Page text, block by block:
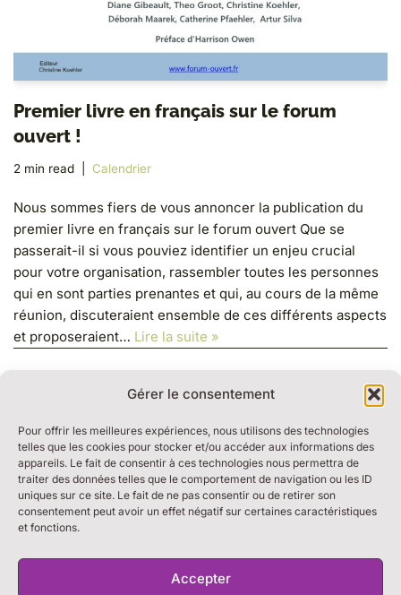
Gérer le consentement
Pour offrir les meilleures expériences, nous utilisons des technologies
telles que les cookies pour stocker et/ou accéder aux informations des
appareils. Le fait de consentir à ces technologies nous permettra de
traiter des données telles que le comportement de navigation ou les ID
uniques sur ce site. Le fait de ne pas consentir ou de retirer son
consentement peut avoir un effet négatif sur certaines caractéristiques
et fonctions.
Accepter
Premier livre en français sur le forum
ouvert !
2 min read Calendrier
Nous sommes fiers de vous annoncer la publication du
premier livre en français sur le forum ouvert Que se
passerait-il si vous pouviez identifier un enjeu crucial
pour votre organisation, rassembler toutes les personnes
qui en sont parties prenantes et qui, au cours de la même
réunion, discuteraient ensemble de ces différents aspects
et proposeraient… Lire la suite »
RESSOURCES
BULLE DE DIALOGUE
S’ABONNER À LA NEWSLETTER